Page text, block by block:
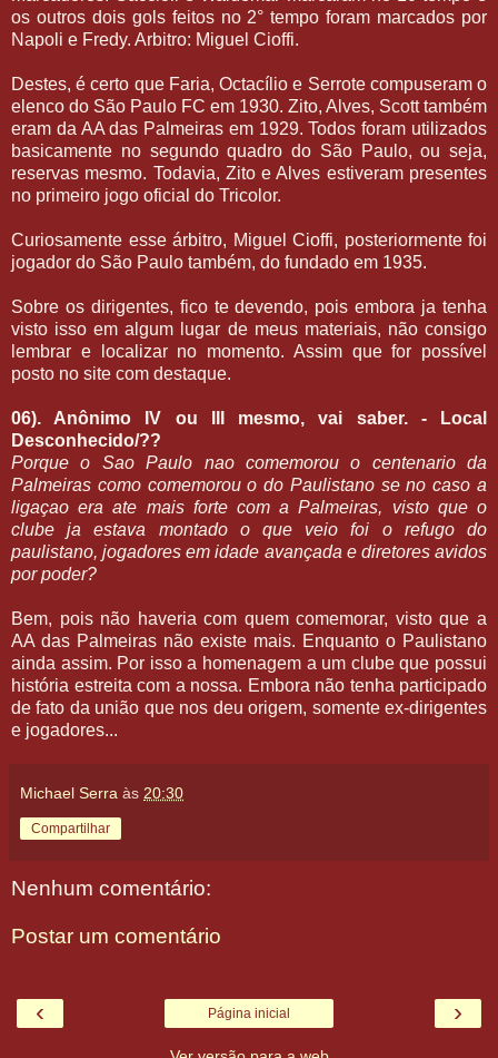
os outros dois gols feitos no 2° tempo foram marcados por
Napoli e Fredy. Arbitro: Miguel Cioffi.
Destes, é certo que Faria, Octacílio e Serrote compuseram o
elenco do São Paulo FC em 1930. Zito, Alves, Scott também
eram da AA das Palmeiras em 1929. Todos foram utilizados
basicamente no segundo quadro do São Paulo, ou seja,
reservas mesmo. Todavia, Zito e Alves estiveram presentes
no primeiro jogo oficial do Tricolor.
Curiosamente esse árbitro, Miguel Cioffi, posteriormente foi
jogador do São Paulo também, do fundado em 1935.
Sobre os dirigentes, fico te devendo, pois embora ja tenha
visto isso em algum lugar de meus materiais, não consigo
lembrar e localizar no momento. Assim que for possível
posto no site com destaque.
06). Anônimo IV ou III mesmo, vai saber. - Local
Desconhecido/??
Porque o Sao Paulo nao comemorou o centenario da
Palmeiras como comemorou o do Paulistano se no caso a
ligaçao era ate mais forte com a Palmeiras, visto que o
clube ja estava montado o que veio foi o refugo do
paulistano, jogadores em idade avançada e diretores avidos
por poder?
Bem, pois não haveria com quem comemorar, visto que a
AA das Palmeiras não existe mais. Enquanto o Paulistano
ainda assim. Por isso a homenagem a um clube que possui
história estreita com a nossa. Embora não tenha participado
de fato da união que nos deu origem, somente ex-dirigentes
e jogadores...
Michael Serra às 20:30
Compartilhar
Nenhum comentário:
Postar um comentário
‹ ›
Página inicial